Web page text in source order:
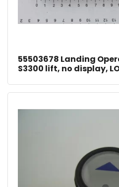
55503678 Landing
S3300 lift, no display,